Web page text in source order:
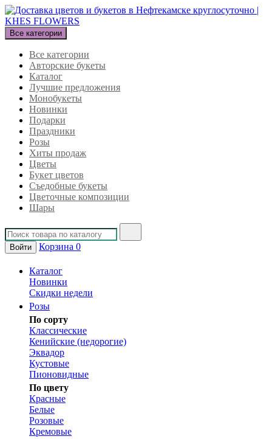
Все категории
Все категории
Авторские букеты
Каталог
Лучшие предложения
Монобукеты
Новинки
Подарки
Праздники
Розы
Хиты продаж
Цветы
Букет цветов
Съедобные букеты
Цветочные композиции
Шары
Войти Корзина 0
Каталог
Новинки
Скидки недели
Розы
По сорту
Классические
Кенийские (недорогие)
Эквадор
Кустовые
Пионовидные
По цвету
Красные
Белые
Розовые
Кремовые